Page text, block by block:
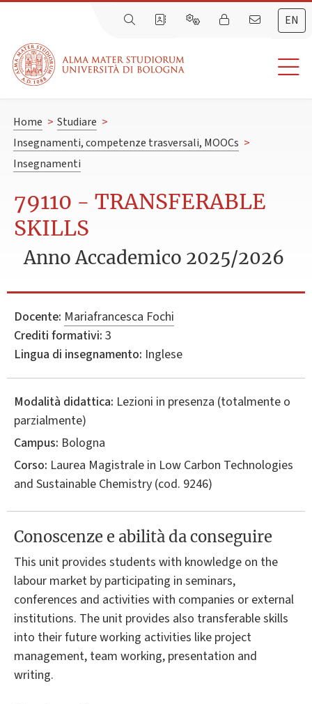
EN
Home > Studiare >
Insegnamenti, competenze trasversali, MOOCs >
Insegnamenti
79110 - TRANSFERABLE
SKILLS
Anno Accademico 2025/2026
Docente: Mariafrancesca Fochi
Crediti formativi: 3
Lingua di insegnamento: Inglese
Modalità didattica: Lezioni in presenza (totalmente o
parzialmente)
Campus: Bologna
Corso: Laurea Magistrale in Low Carbon Technologies
and Sustainable Chemistry (cod. 9246)
Conoscenze e abilità da conseguire
This unit provides students with knowledge on the
labour market by participating in seminars,
conferences and activities with companies or external
institutions. The unit provides also transferable skills
into their future working activities like project
management, team working, presentation and
writing.